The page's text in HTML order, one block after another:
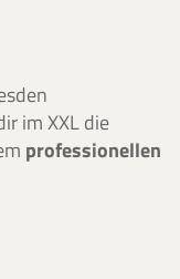
im XXL die
professionellen